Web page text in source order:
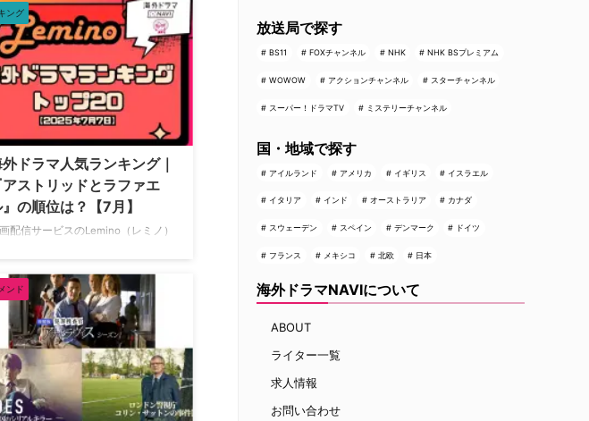
2025年10月7日】 2025年10月7日
）時点で、Leminoで人気の洋画ラ
キングトップ20は以下の通り。 フ
ナル・インパクト シークレット
ンドウ ターミネーター：新起動／
ェニシス デイ・アフター・トゥモロ
2024 イコライザー2 16ブロック ア
コンダ4 アナコンダ3 ティアーズ・
破られた沈黙 マッドロード マッ
ス・フューリー …
ング
ドラマ人気ランキング｜
アストリッドとラファエ
の順位は？【7月】
配信サービスのLemino（レミノ）
プ20【2025年7月7日】 2025年7
日（月）時点で、Leminoで人気の
外ドラマランキングトップ20は以下
通り。 エマニエル夫人 アストリッ
とラファエル 文書係の事件録 シー
ン1 犯罪捜査官アナ・トラヴィス シ
ン1 アストリッドとラファエル 文
の事件録 シーズン4 アストリッド
ンド
放送局で探す
BS11 FOXチャンネル NHK NHK BSプレミアム
WOWOW アクションチャンネル スターチャンネル
スーパー！ドラマTV ミステリーチャンネル
国・地域で探す
アイルランド アメリカ イギリス イスラエル
イタリア インド オーストラリア カナダ
スウェーデン スペイン デンマーク ドイツ
フランス メキシコ 北欧 日本
海外ドラマNAVIについて
ABOUT
ライター一覧
求人情報
お問い合わせ